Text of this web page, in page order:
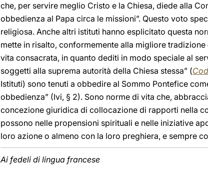
che, per servire meglio Cristo e la Chiesa, diede alla
obbedienza al Papa circa le missioni”. Questo voto
religiosa. Anche altri istituti hanno esplicitato questa
mette in risalto, conformemente alla migliore
vita consacrata, in quanto dediti in modo speciale al
soggetti alla suprema autorità della Chiesa stessa” (
Istituti) sono tenuti a obbedire al Sommo Pontefice
obbedienza” (Ivi, § 2). Sono norme di vita che,
concezione giuridica di collocazione di rapporti nella
possono nelle propensioni spirituali e nelle iniziative
loro azione o almeno con la loro preghiera, e sempre
Ai fedeli di lingua francese